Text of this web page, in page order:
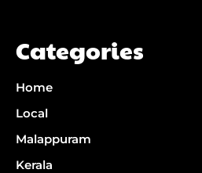
Categories
Home
Local
Malappuram
Kerala